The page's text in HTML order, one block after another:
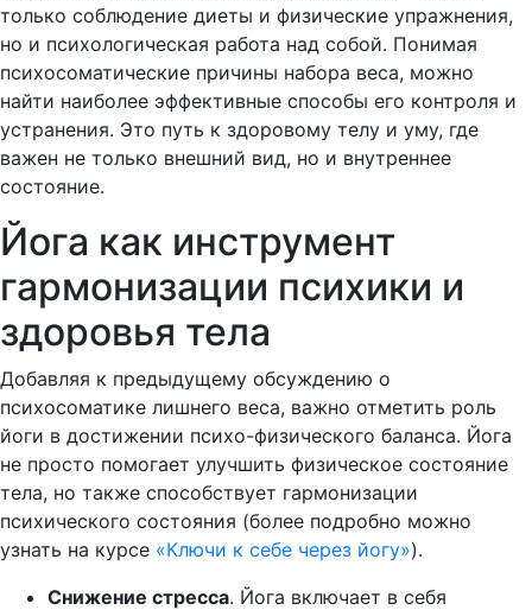
только соблюдение диеты и физические упражнения,
но и психологическая работа над собой. Понимая
психосоматические причины набора веса, можно
найти наиболее эффективные способы его контроля и
устранения. Это путь к здоровому телу и уму, где
важен не только внешний вид, но и внутреннее
состояние.
Йога как инструмент
гармонизации психики и
здоровья тела
Добавляя к предыдущему обсуждению о
психосоматике лишнего веса, важно отметить роль
йоги в достижении психо-физического баланса. Йога
не просто помогает улучшить физическое состояние
тела, но также способствует гармонизации
психического состояния (более подробно можно
узнать на курсе «Ключи к себе через йогу»).
Снижение стресса. Йога включает в себя